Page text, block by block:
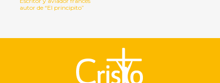
autor de “El principito”